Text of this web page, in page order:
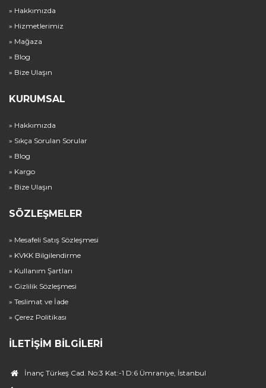
» Hakkımızda
» Hizmetlerimiz
» Mağaza
» Blog
» Bize Ulaşın
KURUMSAL
» Hakkımızda
» Sıkça Sorulan Sorular
» Blog
» Kargo
» Bize Ulaşın
SÖZLEŞMELER
» Mesafeli Satış Sözleşmesi
» KVKK Bilgilendirme
» Kullanım Şartları
» Gizlilik Sözleşmesi
» Teslimat ve İade
» Çerez Politikası
İLETIŞIM BILGILERI
İnanç Türkeş Cad. No:3 Kat:-1 D:6 Ümraniye, İstanbul